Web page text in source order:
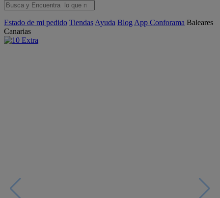
Estado de mi pedido Tiendas Ayuda Blog App Conforama Baleares
Canarias